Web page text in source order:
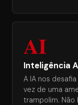
AI
Inteligência
A IA nos
vez de uma
trampolim. Não